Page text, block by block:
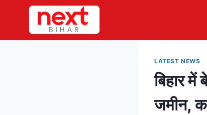
content
LATEST NEWS
बिहार में
जमीन,